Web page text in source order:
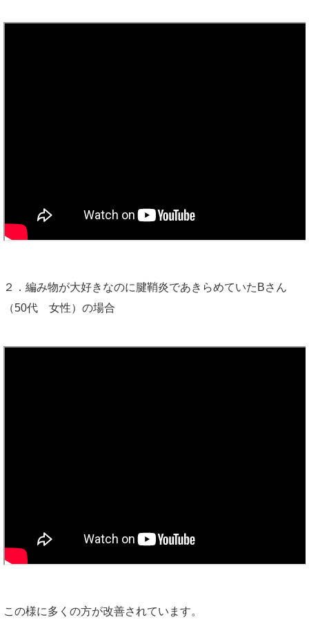
２．編み物が大好きなのに腱鞘炎であきらめていたBさん
（50代 女性）の場合
この様に多くの方が改善されています。